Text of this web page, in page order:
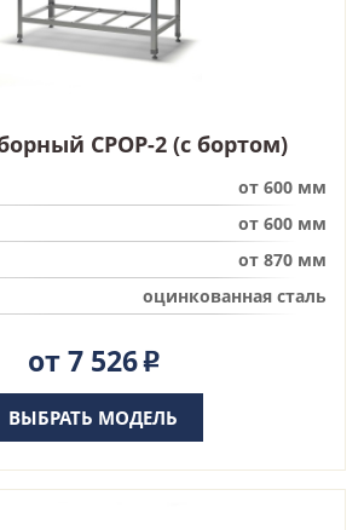
СРОР-2 (с бортом)
от 600 мм
от 600 мм
от 870 мм
оцинкованная сталь
от 7 526Р
ВЫБРАТЬ МОДЕЛЬ